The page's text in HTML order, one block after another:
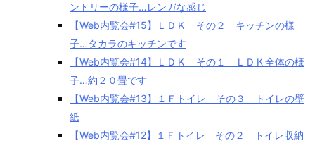
ントリーの様子…レンガな感じ
【Web内覧会#15】ＬＤＫ その２ キッチンの様
子…タカラのキッチンです
【Web内覧会#14】ＬＤＫ その１ ＬＤＫ全体の様
子…約２０畳です
【Web内覧会#13】１Ｆトイレ その３ トイレの壁
紙
【Web内覧会#12】１Ｆトイレ その２ トイレ収納